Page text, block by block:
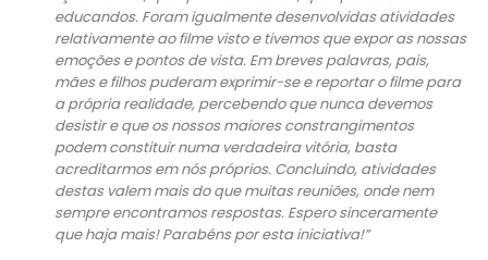
educandos. Foram igualmente desenvolvidas atividades
relativamente ao filme visto e tivemos que expor as nossas
emoções e pontos de vista. Em breves palavras, pais,
mães e filhos puderam exprimir-se e reportar o filme para
a própria realidade, percebendo que nunca devemos
desistir e que os nossos maiores constrangimentos
podem constituir numa verdadeira vitória, basta
acreditarmos em nós próprios. Concluindo, atividades
destas valem mais do que muitas reuniões, onde nem
sempre encontramos respostas. Espero sinceramente
que haja mais! Parabéns por esta iniciativa!”